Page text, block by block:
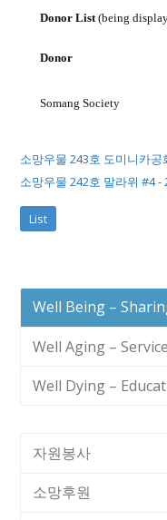
Donor List (being
Donor
Somang Society
소망우물 243호 도미니카공
소망우물 242호 말라위 #4 -
List
Well Being –
Well Aging – Service
Well Dying –
자원봉사
소망후원